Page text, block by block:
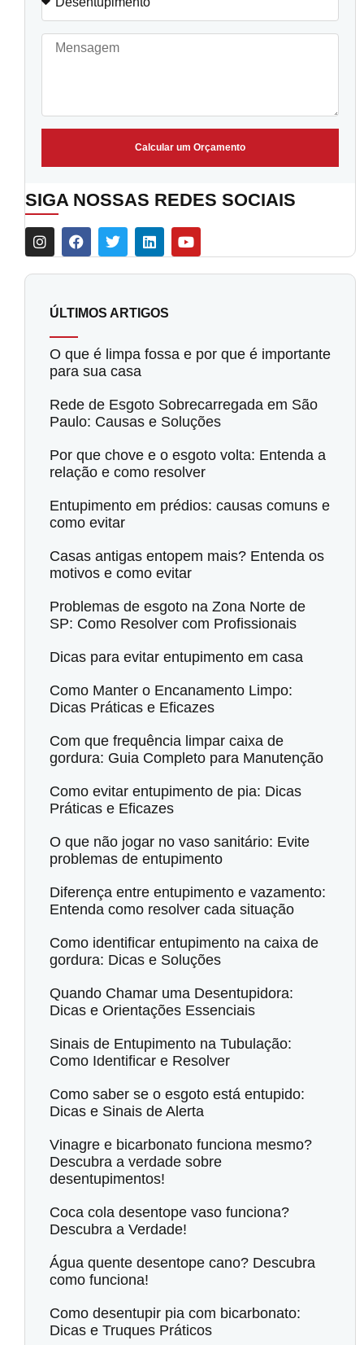
Calcular um Orçamento
SIGA NOSSAS REDES SOCIAIS
ÚLTIMOS ARTIGOS
O que é limpa fossa e por que é importante
para sua casa
Rede de Esgoto Sobrecarregada em São
Paulo: Causas e Soluções
Por que chove e o esgoto volta: Entenda a
relação e como resolver
Entupimento em prédios: causas comuns e
como evitar
Casas antigas entopem mais? Entenda os
motivos e como evitar
Problemas de esgoto na Zona Norte de
SP: Como Resolver com Profissionais
Dicas para evitar entupimento em casa
Como Manter o Encanamento Limpo:
Dicas Práticas e Eficazes
Com que frequência limpar caixa de
gordura: Guia Completo para Manutenção
Como evitar entupimento de pia: Dicas
Práticas e Eficazes
O que não jogar no vaso sanitário: Evite
problemas de entupimento
Diferença entre entupimento e vazamento:
Entenda como resolver cada situação
Como identificar entupimento na caixa de
gordura: Dicas e Soluções
Quando Chamar uma Desentupidora:
Dicas e Orientações Essenciais
Sinais de Entupimento na Tubulação:
Como Identificar e Resolver
Como saber se o esgoto está entupido:
Dicas e Sinais de Alerta
Vinagre e bicarbonato funciona mesmo?
Descubra a verdade sobre
desentupimentos!
Coca cola desentope vaso funciona?
Descubra a Verdade!
Água quente desentope cano? Descubra
como funciona!
Como desentupir pia com bicarbonato:
Dicas e Truques Práticos